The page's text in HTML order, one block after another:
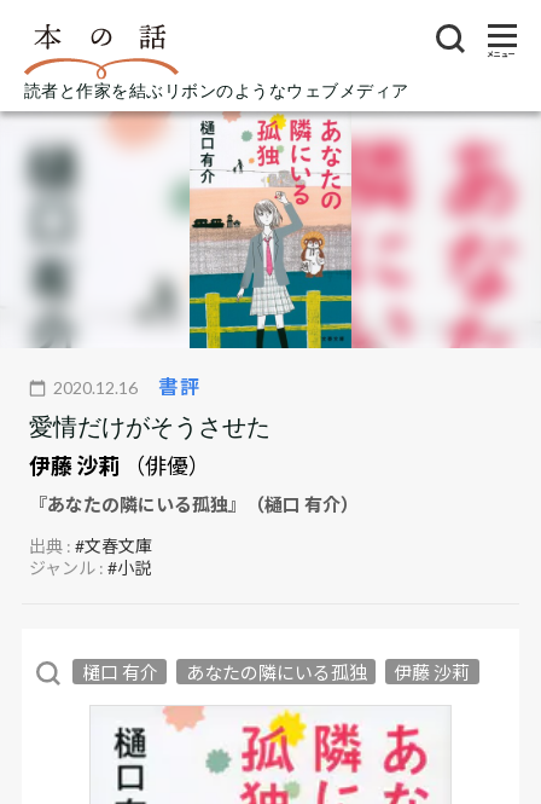
読者と作家を結ぶリボンのようなウェブメディア
メニュー
2020.12.16 書評
愛情だけがそうさせた
伊藤 沙莉
（俳優）
『あなたの隣にいる孤独』（樋口 有介）
出典 :#文春文庫
ジャンル :#小説
樋口 有介 あなたの隣にいる孤独 伊藤 沙莉